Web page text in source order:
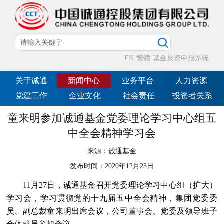
EN 繁體 基金投资申报系统
关于诚通 新闻中心 业务平台
人力资源
党建工作
企业文化 社会责任 投资者关系
童来明参加诚通基金党委理论学习中心组五
中全会精神学习会
来源： 诚通基金
发布时间： 2020年12月23日
11月27日，诚通基金召开党委理论学习中心组（扩大）
学习会，学习贯彻党的十九届五中全会精神，集团党委委
员、副总裁童来明出席会议，公司董事会、党委及领导班子